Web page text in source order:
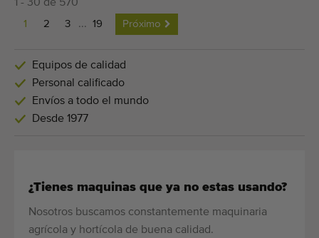
1 - 30 de 570
1 2 3 ... 19 Próximo
Equipos de calidad
Personal calificado
Envíos a todo el mundo
Desde 1977
¿Tienes maquinas que ya no estas usando?
Nosotros buscamos constantemente maquinaria
agrícola y hortícola de buena calidad.